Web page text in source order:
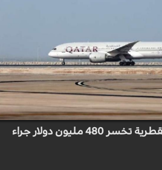
الخطوط الجوية القطرية تخسر 480 مليون دولار جراء